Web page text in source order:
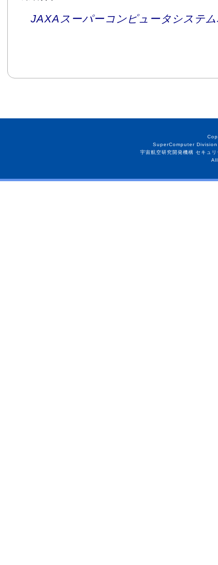
JAXAスーパーコンピュータシステ
SuperComputer
宇宙航空研究開発機構 セキュ